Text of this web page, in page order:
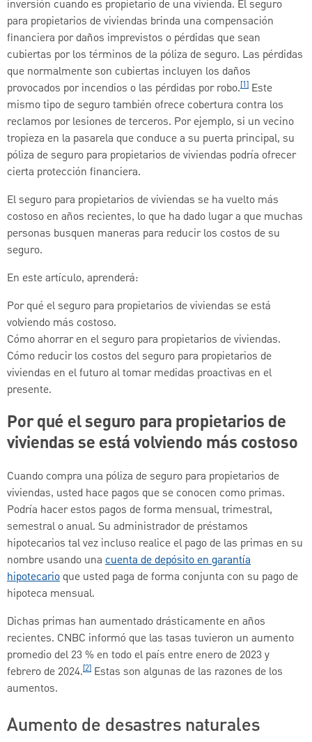
inversión cuando es propietario de una vivienda. El seguro
para propietarios de viviendas brinda una compensación
financiera por daños imprevistos o pérdidas que sean
cubiertas por los términos de la póliza de seguro. Las pérdidas
que normalmente son cubiertas incluyen los daños
provocados por incendios o las pérdidas por robo.[1] Este
mismo tipo de seguro también ofrece cobertura contra los
reclamos por lesiones de terceros. Por ejemplo, si un vecino
tropieza en la pasarela que conduce a su puerta principal, su
póliza de seguro para propietarios de viviendas podría ofrecer
cierta protección financiera.
El seguro para propietarios de viviendas se ha vuelto más
costoso en años recientes, lo que ha dado lugar a que muchas
personas busquen maneras para reducir los costos de su
seguro.
En este artículo, aprenderá:
Por qué el seguro para propietarios de viviendas se está
volviendo más costoso.
Cómo ahorrar en el seguro para propietarios de viviendas.
Cómo reducir los costos del seguro para propietarios de
viviendas en el futuro al tomar medidas proactivas en el
presente.
Por qué el seguro para propietarios de
viviendas se está volviendo más costoso
Cuando compra una póliza de seguro para propietarios de
viviendas, usted hace pagos que se conocen como primas.
Podría hacer estos pagos de forma mensual, trimestral,
semestral o anual. Su administrador de préstamos
hipotecarios tal vez incluso realice el pago de las primas en su
nombre usando una cuenta de depósito en garantía
hipotecario que usted paga de forma conjunta con su pago de
hipoteca mensual.
Dichas primas han aumentado drásticamente en años
recientes. CNBC informó que las tasas tuvieron un aumento
promedio del 23 % en todo el país entre enero de 2023 y
febrero de 2024.[2] Estas son algunas de las razones de los
aumentos.
Aumento de desastres naturales